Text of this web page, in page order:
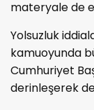
materyale de
Yolsuzluk
kamuoyunda
Cumhuriyet
derinleşerek